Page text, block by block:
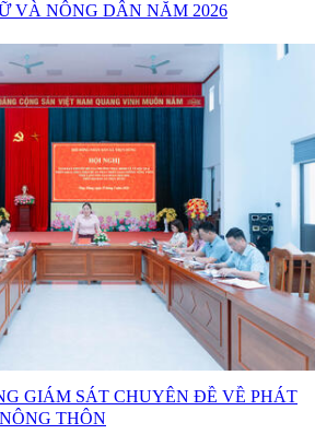
VÀ NÔNG DÂN NĂM 2026
GIÁM SÁT CHUYÊN ĐỀ VỀ PHÁT
THÔN